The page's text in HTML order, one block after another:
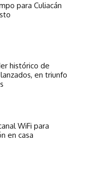
para Culiacán
histórico de
en triunfo
WiFi para
en casa